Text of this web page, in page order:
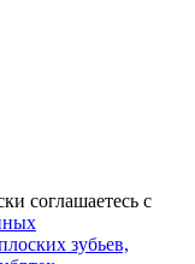
соглашаетесь с